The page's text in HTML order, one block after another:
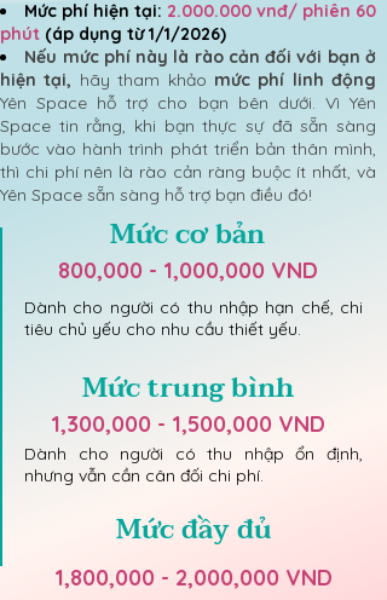
Mức phí hiện tại: 2.000.000 vnđ/ phiên 60
phút (áp dụng từ 1/1/2026)
Nếu mức phí này là rào cản đối với bạn ở
hiện tại, hãy tham khảo mức phí linh động
Yên Space hỗ trợ cho bạn bên dưới. Vì Yên
Space tin rằng, khi bạn thực sự đã sẵn sàng
bước vào hành trình phát triển bản thân mình,
thì chi phí nên là rào cản ràng buộc ít nhất, và
Yên Space sẵn sàng hỗ trợ bạn điều đó!
Mức cơ bản
800,000 - 1,000,000 VND
Dành cho người có thu nhập hạn chế, chi
tiêu chủ yếu cho nhu cầu thiết yếu.
Mức trung bình
1,300,000 - 1,500,000 VND
Dành cho người có thu nhập ổn định,
nhưng vẫn cần cân đối chi phí.
Mức đầy đủ
1,800,000 - 2,000,000 VND